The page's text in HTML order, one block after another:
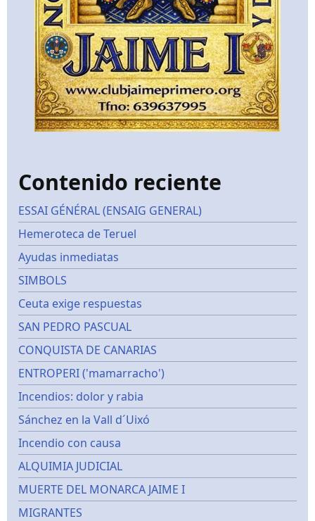
Contenido reciente
ESSAI GÉNÉRAL (ENSAIG GENERAL)
Hemeroteca de Teruel
Ayudas inmediatas
SIMBOLS
Ceuta exige respuestas
SAN PEDRO PASCUAL
CONQUISTA DE CANARIAS
ENTROPERI ('mamarracho')
Incendios: dolor y rabia
Sánchez en la Vall d´Uixó
Incendio con causa
ALQUIMIA JUDICIAL
MUERTE DEL MONARCA JAIME I
MIGRANTES